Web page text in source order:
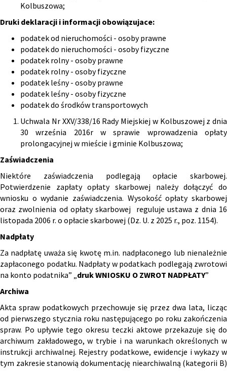
Kolbuszowa;
Druki deklaracji i informacji obowiązujace:
podatek od nieruchomości - osoby prawne
podatek do nieruchomości - osoby fizyczne
podatek rolny - osoby prawne
podatek rolny - osoby fizyczne
podatek leśny - osoby prawne
podatek leśny - osoby fizyczne
podatek do środków transportowych
Uchwala Nr XXV/338/16 Rady Miejskiej w Kolbuszowej z dnia
30 września 2016r w sprawie wprowadzenia opłaty
prolongacyjnej w mieście i gminie Kolbuszowa;
Zaświadczenia
Niektóre zaświadczenia podlegają opłacie skarbowej.
Potwierdzenie zapłaty opłaty skarbowej należy dołączyć do
wniosku o wydanie zaświadczenia. Wysokość opłaty skarbowej
oraz zwolnienia od opłaty skarbowej reguluje ustawa z dnia 16
listopada 2006 r. o opłacie skarbowej (Dz. U. z 2025 r., poz. 1154).
Nadpłaty
Za nadpłatę uważa się kwotę m.in. nadpłaconego lub nienależnie
zapłaconego podatku. Nadpłaty w podatkach podlegają zwrotowi
na konto podatnika” „druk WNIOSKU O ZWROT NADPŁATY”
Archiwa
Akta spraw podatkowych przechowuje się przez dwa lata, licząc
od pierwszego stycznia roku następującego po roku zakończenia
spraw. Po upływie tego okresu teczki aktowe przekazuje się do
archiwum zakładowego, w trybie i na warunkach określonych w
instrukcji archiwalnej. Rejestry podatkowe, ewidencje i wykazy w
tym zakresie stanowią dokumentację niearchiwalną (kategorii B)